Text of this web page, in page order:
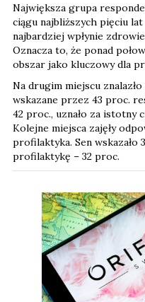
Największa grupa
ciągu najbliższych pięciu
najbardziej wpłynie
Oznacza to, że ponad
obszar jako kluczowy dla
Na drugim miejscu
wskazane przez 43 proc.
42 proc., uznało za istotny
Kolejne miejsca zajęły
profilaktyka. Sen wskazało
profilaktykę – 32 proc.